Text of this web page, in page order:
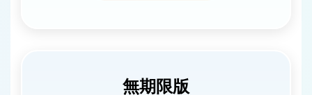
無期限版